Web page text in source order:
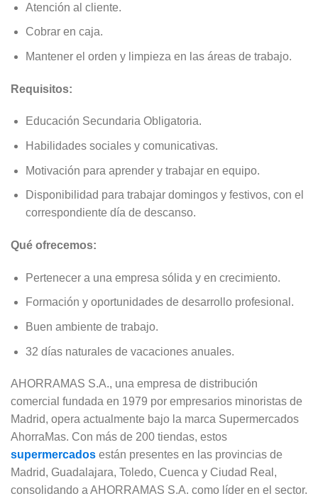
Atención al cliente.
Cobrar en caja.
Mantener el orden y limpieza en las áreas de trabajo.
Requisitos:
Educación Secundaria Obligatoria.
Habilidades sociales y comunicativas.
Motivación para aprender y trabajar en equipo.
Disponibilidad para trabajar domingos y festivos, con el
correspondiente día de descanso.
Qué ofrecemos:
Pertenecer a una empresa sólida y en crecimiento.
Formación y oportunidades de desarrollo profesional.
Buen ambiente de trabajo.
32 días naturales de vacaciones anuales.
AHORRAMAS S.A., una empresa de distribución
comercial fundada en 1979 por empresarios minoristas de
Madrid, opera actualmente bajo la marca Supermercados
AhorraMas. Con más de 200 tiendas, estos
supermercados están presentes en las provincias de
Madrid, Guadalajara, Toledo, Cuenca y Ciudad Real,
consolidando a AHORRAMAS S.A. como líder en el sector.